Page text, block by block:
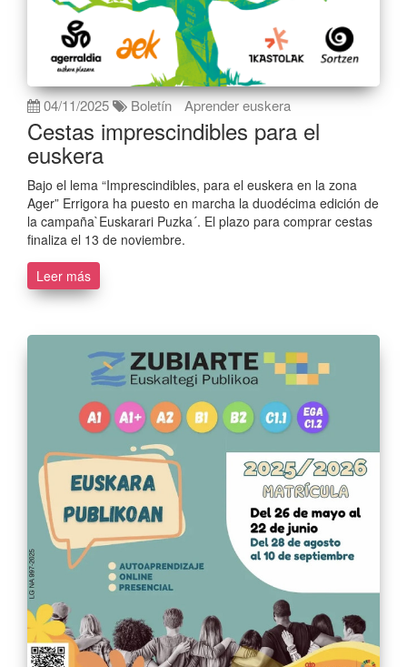
04/11/2025 Boletín Aprender euskera
Cestas imprescindibles para el
euskera
Bajo el lema “Imprescindibles, para el euskera en la zona
Ager” Errigora ha puesto en marcha la duodécima edición de
la campaña`Euskarari Puzka´. El plazo para comprar cestas
finaliza el 13 de noviembre.
Leer más